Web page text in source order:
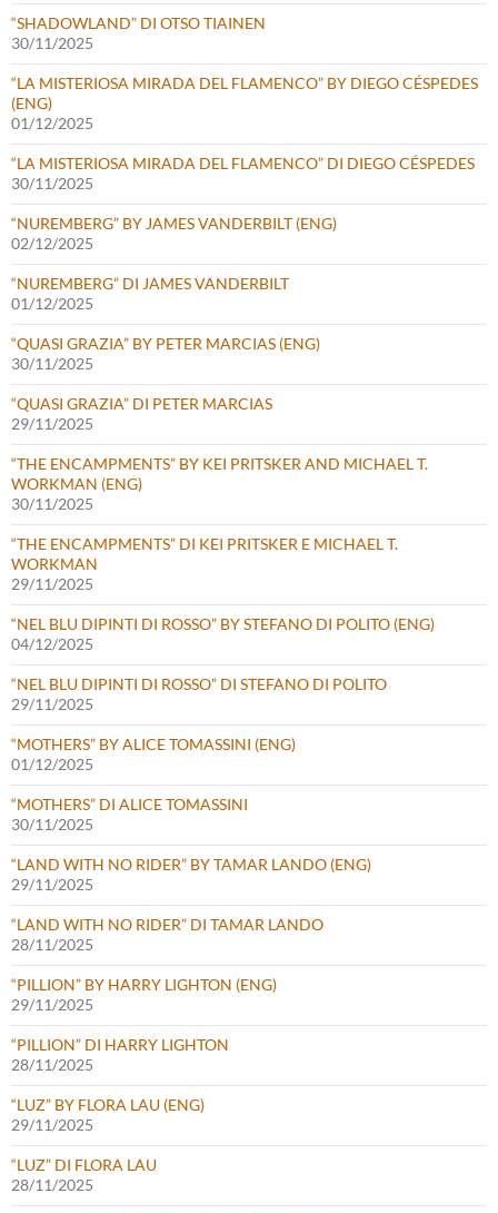
“SHADOWLAND” DI OTSO TIAINEN
30/11/2025
“LA MISTERIOSA MIRADA DEL FLAMENCO” BY DIEGO CÉSPEDES
(ENG)
01/12/2025
“LA MISTERIOSA MIRADA DEL FLAMENCO” DI DIEGO CÉSPEDES
30/11/2025
“NUREMBERG” BY JAMES VANDERBILT (ENG)
02/12/2025
“NUREMBERG” DI JAMES VANDERBILT
01/12/2025
“QUASI GRAZIA” BY PETER MARCIAS (ENG)
30/11/2025
“QUASI GRAZIA” DI PETER MARCIAS
29/11/2025
“THE ENCAMPMENTS” BY KEI PRITSKER AND MICHAEL T.
WORKMAN (ENG)
30/11/2025
“THE ENCAMPMENTS” DI KEI PRITSKER E MICHAEL T.
WORKMAN
29/11/2025
“NEL BLU DIPINTI DI ROSSO” BY STEFANO DI POLITO (ENG)
04/12/2025
“NEL BLU DIPINTI DI ROSSO” DI STEFANO DI POLITO
29/11/2025
“MOTHERS” BY ALICE TOMASSINI (ENG)
01/12/2025
“MOTHERS” DI ALICE TOMASSINI
30/11/2025
“LAND WITH NO RIDER” BY TAMAR LANDO (ENG)
29/11/2025
“LAND WITH NO RIDER” DI TAMAR LANDO
28/11/2025
“PILLION” BY HARRY LIGHTON (ENG)
29/11/2025
“PILLION” DI HARRY LIGHTON
28/11/2025
“LUZ” BY FLORA LAU (ENG)
29/11/2025
“LUZ” DI FLORA LAU
28/11/2025